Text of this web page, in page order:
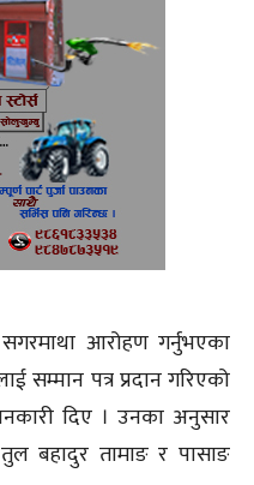
आरोहण गर्नुभएका
सम्मान पत्र प्रदान गरिएको
दिए । उनका अनुसार
बहादुर तामाङ र पासाङ